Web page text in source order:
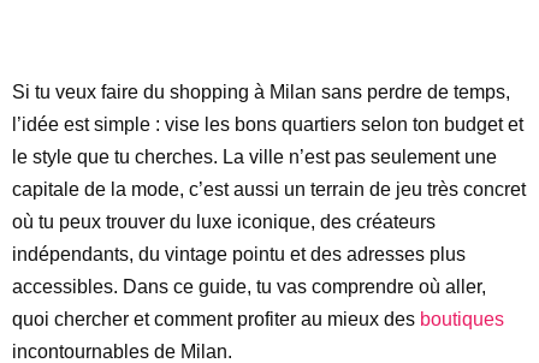
Si tu veux faire du shopping à Milan sans perdre de temps,
l’idée est simple : vise les bons quartiers selon ton budget et
le style que tu cherches. La ville n’est pas seulement une
capitale de la mode, c’est aussi un terrain de jeu très concret
où tu peux trouver du luxe iconique, des créateurs
indépendants, du vintage pointu et des adresses plus
accessibles. Dans ce guide, tu vas comprendre où aller,
quoi chercher et comment profiter au mieux des boutiques
incontournables de Milan.